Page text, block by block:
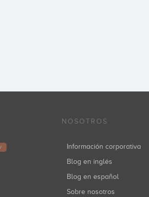
NOSOTROS
Información corporativa
Blog en inglés
Blog en español
Sobre nosotros